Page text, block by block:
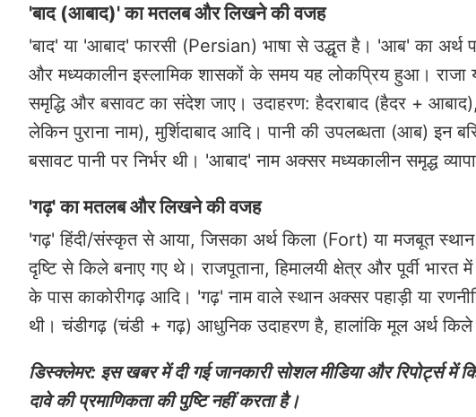
'बाद (आबाद)' का मतलब और लिखने की वजह
'बाद' या 'आबाद' फारसी (Persian) भाषा से उद्धृत है। 'आब' का
और मध्यकालीन इस्लामिक शासकों के समय यह लोकप्रिय हुआ। राजा
समृद्धि और बसावट का संदेश जाए। उदाहरण: हैदराबाद (हैदर +
लेकिन पुराना नाम), मुर्शिदाबाद आदि। पानी की उपलब्धता (आब) इन
बसावट पानी पर निर्भर थी। 'आबाद' नाम अक्सर मध्यकालीन समृद्ध
'गढ़' का मतलब और लिखने की वजह
'गढ़' हिंदी/संस्कृत से आया, जिसका अर्थ किला (Fort) या मजबूत स्थान
दृष्टि से किले बनाए गए थे। राजपूताना, हिमालयी क्षेत्र और पूर्वी
के पास काकोरीगढ़ आदि। 'गढ़' नाम वाले स्थान अक्सर पहाड़ी या
थी। चंडीगढ़ (चंडी + गढ़) आधुनिक उदाहरण है, हालांकि मूल अर्थ किले
डिस्क्लेमर: इस खबर में दी गई जानकारी सोशल मीडिया और रिपोर्ट्स में
दावे की प्रमाणिकता की पुष्टि नहीं करता है।